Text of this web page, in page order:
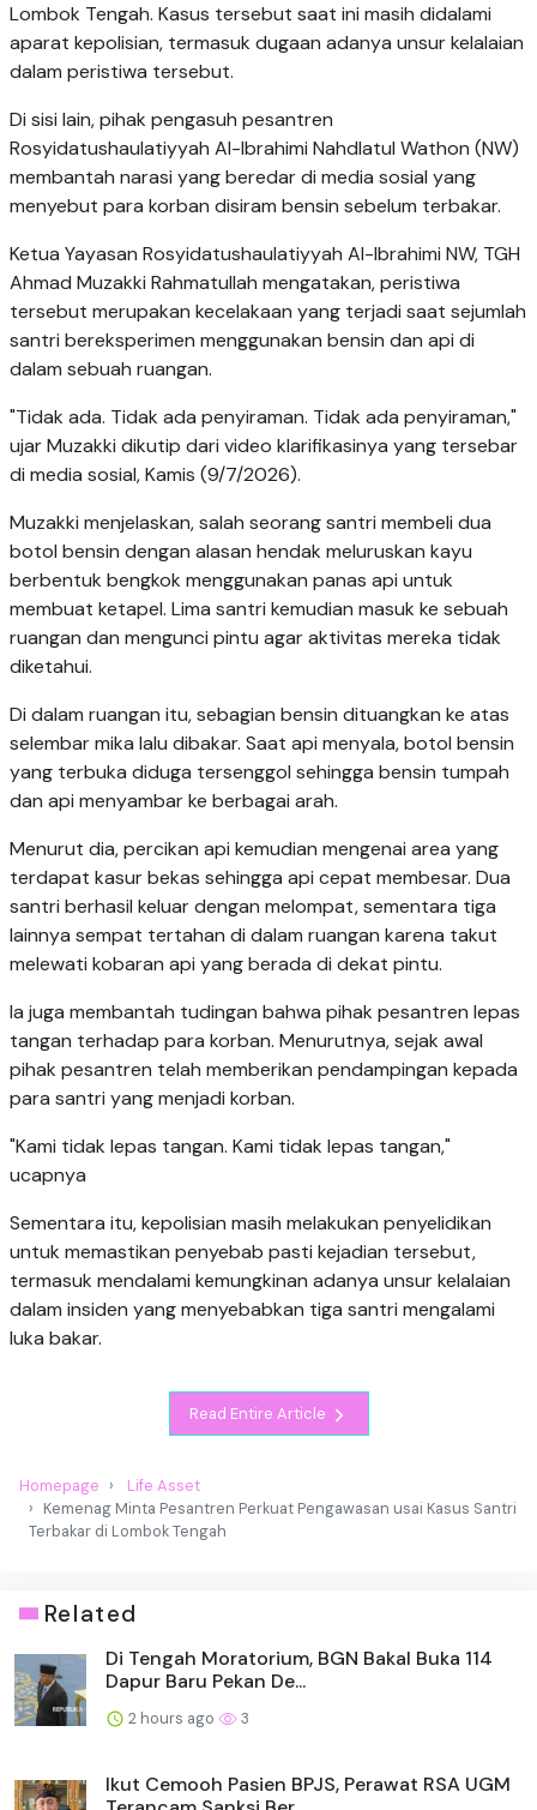
Lombok Tengah. Kasus tersebut saat ini masih didalami
aparat kepolisian, termasuk dugaan adanya unsur kelalaian
dalam peristiwa tersebut.
Di sisi lain, pihak pengasuh pesantren
Rosyidatushaulatiyyah Al-Ibrahimi Nahdlatul Wathon (NW)
membantah narasi yang beredar di media sosial yang
menyebut para korban disiram bensin sebelum terbakar.
Ketua Yayasan Rosyidatushaulatiyyah Al-Ibrahimi NW, TGH
Ahmad Muzakki Rahmatullah mengatakan, peristiwa
tersebut merupakan kecelakaan yang terjadi saat sejumlah
santri bereksperimen menggunakan bensin dan api di
dalam sebuah ruangan.
"Tidak ada. Tidak ada penyiraman. Tidak ada penyiraman,"
ujar Muzakki dikutip dari video klarifikasinya yang tersebar
di media sosial, Kamis (9/7/2026).
Muzakki menjelaskan, salah seorang santri membeli dua
botol bensin dengan alasan hendak meluruskan kayu
berbentuk bengkok menggunakan panas api untuk
membuat ketapel. Lima santri kemudian masuk ke sebuah
ruangan dan mengunci pintu agar aktivitas mereka tidak
diketahui.
Di dalam ruangan itu, sebagian bensin dituangkan ke atas
selembar mika lalu dibakar. Saat api menyala, botol bensin
yang terbuka diduga tersenggol sehingga bensin tumpah
dan api menyambar ke berbagai arah.
Menurut dia, percikan api kemudian mengenai area yang
terdapat kasur bekas sehingga api cepat membesar. Dua
santri berhasil keluar dengan melompat, sementara tiga
lainnya sempat tertahan di dalam ruangan karena takut
melewati kobaran api yang berada di dekat pintu.
Ia juga membantah tudingan bahwa pihak pesantren lepas
tangan terhadap para korban. Menurutnya, sejak awal
pihak pesantren telah memberikan pendampingan kepada
para santri yang menjadi korban.
"Kami tidak lepas tangan. Kami tidak lepas tangan,"
ucapnya
Sementara itu, kepolisian masih melakukan penyelidikan
untuk memastikan penyebab pasti kejadian tersebut,
termasuk mendalami kemungkinan adanya unsur kelalaian
dalam insiden yang menyebabkan tiga santri mengalami
luka bakar.
Read Entire Article
Homepage
Life Asset
Kemenag Minta Pesantren Perkuat Pengawasan usai Kasus Santri
Terbakar di Lombok Tengah
Related
Di Tengah Moratorium, BGN Bakal Buka 114
Dapur Baru Pekan De...
2 hours ago 3
Ikut Cemooh Pasien BPJS, Perawat RSA UGM